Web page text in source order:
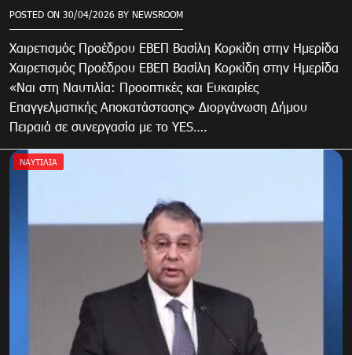
POSTED ON 30/04/2026 BY NEWSROOM
Χαιρετισμός Προέδρου ΕΒΕΠ Βασίλη Κορκίδη στην Ημερίδα
Χαιρετισμός Προέδρου ΕΒΕΠ Βασίλη Κορκίδη στην Ημερίδα
«Ναι στη Ναυτιλία: Προοπτικές και Ευκαιρίες
Επαγγελματικής Αποκατάστασης» Διοργάνωση Δήμου
Πειραιά σε συνεργασία με το YES….
ΝΑΥΤΙΛΙΑ